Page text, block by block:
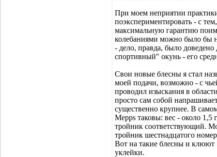
При моем неприятии
поэкспериментировать - с
максимальную гарантию
колебаниями можно было бы
- дело, правда, было
спортивный" окунь - его
Свои новые блесны я стал
моей подачи, возможно - с
проводил изыскания в
просто сам собой
существенно крупнее. В
Mepps таковы: вес - около
тройник соответствующий.
тройник шестнадцатого
Вот на такие блесны и клюют
уклейки.